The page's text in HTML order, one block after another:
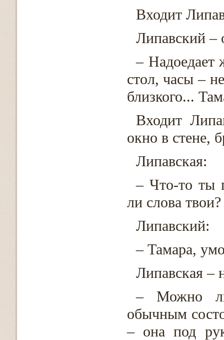
Входит
Липавский –
– Надоедает
стол, часы –
близкого...
Входит
окно в стене,
Липавская:
– Что-то ты
ли слова
Липавский:
– Тамара,
Липавская –
– Можно
обычным
– она под